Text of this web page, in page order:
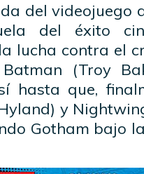
del videojuego
del éxito
lucha contra el
(Troy
hasta que,
y
Gotham bajo